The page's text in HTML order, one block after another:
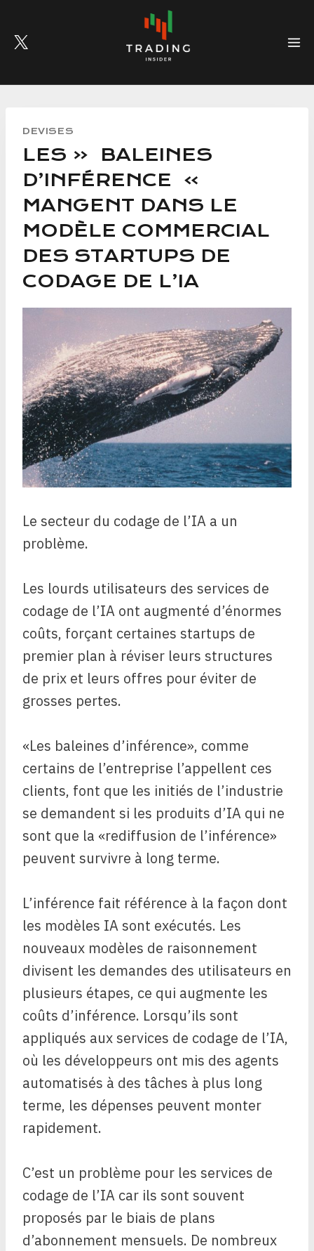
content
DEVISES
LES « BALEINES
D’INFÉRENCE »
MANGENT DANS LE
MODÈLE COMMERCIAL
DES STARTUPS DE
CODAGE DE L’IA
Le secteur du codage de l’IA a un
problème.
Les lourds utilisateurs des services de
codage de l’IA ont augmenté d’énormes
coûts, forçant certaines startups de
premier plan à réviser leurs structures
de prix et leurs offres pour éviter de
grosses pertes.
«Les baleines d’inférence», comme
certains de l’entreprise l’appellent ces
clients, font que les initiés de l’industrie
se demandent si les produits d’IA qui ne
sont que la «rediffusion de l’inférence»
peuvent survivre à long terme.
L’inférence fait référence à la façon dont
les modèles IA sont exécutés. Les
nouveaux modèles de raisonnement
divisent les demandes des utilisateurs en
plusieurs étapes, ce qui augmente les
coûts d’inférence. Lorsqu’ils sont
appliqués aux services de codage de l’IA,
où les développeurs ont mis des agents
automatisés à des tâches à plus long
terme, les dépenses peuvent monter
rapidement.
C’est un problème pour les services de
codage de l’IA car ils sont souvent
proposés par le biais de plans
d’abonnement mensuels. De nombreux